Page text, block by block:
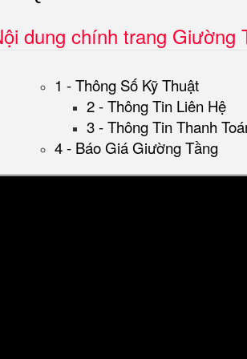
dung chính trang Giường
1 - Thông Số Kỹ Thuật
2 - Thông Tin Liên Hệ
3 - Thông Tin Thanh
4 - Báo Giá Giường Tầng